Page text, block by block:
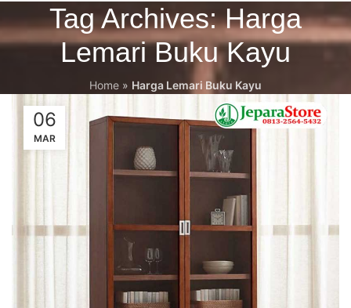
Tag Archives: Harga
Lemari Buku Kayu
Home » Harga Lemari Buku Kayu
06
MAR